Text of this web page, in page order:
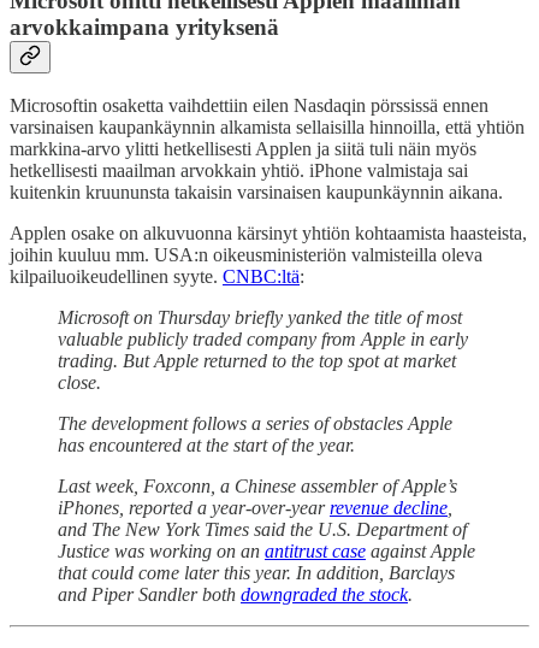
arvokkaimpana yrityksenä
Microsoftin osaketta vaihdettiin eilen Nasdaqin pörssissä ennen
varsinaisen kaupankäynnin alkamista sellaisilla hinnoilla, että yhtiön
markkina-arvo ylitti hetkellisesti Applen ja siitä tuli näin myös
hetkellisesti maailman arvokkain yhtiö. iPhone valmistaja sai
kuitenkin kruununsta takaisin varsinaisen kaupunkäynnin aikana.
Applen osake on alkuvuonna kärsinyt yhtiön kohtaamista haasteista,
joihin kuuluu mm. USA:n oikeusministeriön valmisteilla oleva
kilpailuoikeudellinen syyte. CNBC:ltä:
Microsoft on Thursday briefly yanked the title of most
valuable publicly traded company from Apple in early
trading. But Apple returned to the top spot at market
close.
The development follows a series of obstacles Apple
has encountered at the start of the year.
Last week, Foxconn, a Chinese assembler of Apple’s
iPhones, reported a year-over-yearrevenue decline
and The New York Times said the U.S. Department of
Justice was working on an antitrust case against Apple
that could come later this year. In addition, Barclays
and Piper Sandler both downgraded the stock.